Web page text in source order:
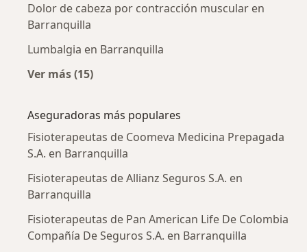
Dolor de cabeza por contracción muscular en
Barranquilla
Lumbalgia en Barranquilla
Ver más (15)
Aseguradoras más populares
Fisioterapeutas de Coomeva Medicina Prepagada
S.A. en Barranquilla
Fisioterapeutas de Allianz Seguros S.A. en
Barranquilla
Fisioterapeutas de Pan American Life De Colombia
Compañía De Seguros S.A. en Barranquilla